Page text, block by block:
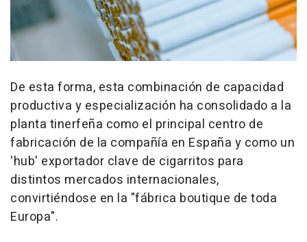
De esta forma, esta combinación de capacidad
productiva y especialización ha consolidado a la
planta tinerfeña como el principal centro de
fabricación de la compañía en España y como un
'hub' exportador clave de cigarritos para
distintos mercados internacionales,
convirtiéndose en la "fábrica boutique de toda
Europa".